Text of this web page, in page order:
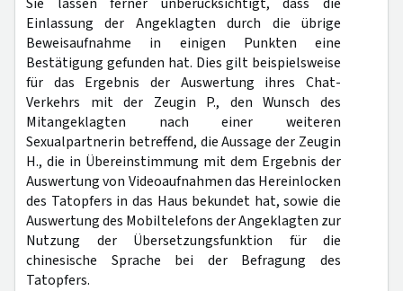
Einlassung der Angeklagten durch die übrige
Beweisaufnahme in einigen Punkten eine
Bestätigung gefunden hat. Dies gilt beispielsweise
für das Ergebnis der Auswertung ihres Chat-
Verkehrs mit der Zeugin P., den Wunsch des
Mitangeklagten nach einer weiteren
Sexualpartnerin betreffend, die Aussage der Zeugin
H., die in Übereinstimmung mit dem Ergebnis der
Auswertung von Videoaufnahmen das Hereinlocken
des Tatopfers in das Haus bekundet hat, sowie die
Auswertung des Mobiltelefons der Angeklagten zur
Nutzung der Übersetzungsfunktion für die
chinesische Sprache bei der Befragung des
Tatopfers.